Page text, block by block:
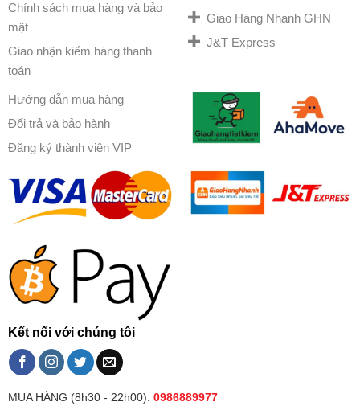
Chính sách mua hàng và bảo
mật
Giao nhận kiểm hàng thanh
toán
Hướng dẫn mua hàng
Đổi trả và bảo hành
Đăng ký thành viên VIP
Giao Hàng Nhanh GHN
J&T Express
Kết nối với chúng tôi
MUA HÀNG (8h30 - 22h00): 0986889977